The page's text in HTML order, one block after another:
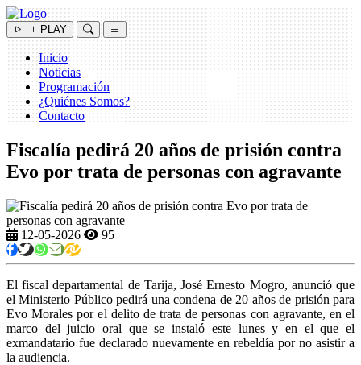
PLAY
Inicio
Noticias
Programación
¿Quiénes Somos?
Contacto
Fiscalía pedirá 20 años de prisión contra
Evo por trata de personas con agravante
12-05-2026 95
El fiscal departamental de Tarija, José Ernesto Mogro, anunció que
el Ministerio Público pedirá una condena de 20 años de prisión para
Evo Morales por el delito de trata de personas con agravante, en el
marco del juicio oral que se instaló este lunes y en el que el
exmandatario fue declarado nuevamente en rebeldía por no asistir a
la audiencia.